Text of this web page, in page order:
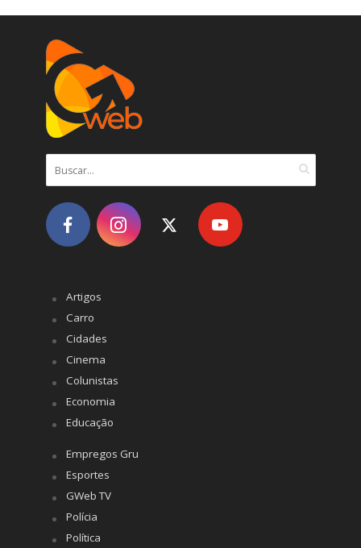
Artigos
Carro
Cidades
Cinema
Colunistas
Economia
Educação
Empregos Gru
Esportes
GWeb TV
Polícia
Política